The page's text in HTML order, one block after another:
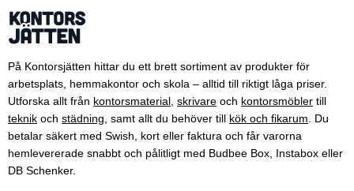
På Kontorsjätten hittar du ett brett sortiment av produkter för
arbetsplats, hemmakontor och skola – alltid till riktigt låga priser.
Utforska allt från kontorsmaterial skrivare och kontorsmöbler till
teknik och städning , samt allt du behöver till kök och fikarum . Du
betalar säkert med Swish, kort eller faktura och får varorna
hemlevererade snabbt och pålitligt med Budbee Box, Instabox eller
DB Schenker.